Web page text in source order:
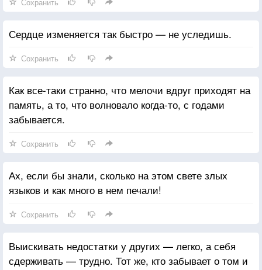
Сердце изменяется так быстро — не уследишь.
Сохранить
Как все-таки странно, что мелочи вдруг приходят на
память, а то, что волновало когда-то, с годами
забывается.
Сохранить
Ах, если бы знали, сколько на этом свете злых
языков и как много в нем печали!
Сохранить
Выискивать недостатки у других — легко, а себя
сдерживать — трудно. Тот же, кто забывает о том и